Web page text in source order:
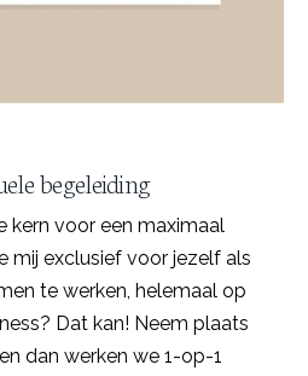
begeleiding
kern voor een maximaal
mij exclusief voor jezelf als
te werken, helemaal op
Dat kan! Neem plaats
dan werken we 1-op-1